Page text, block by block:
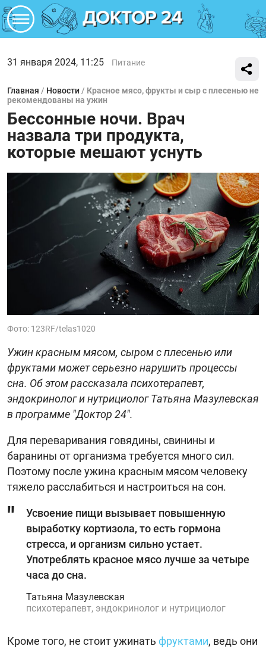
31 января 2024, 11:25 Питание
Главная / Новости / Красное мясо, фрукты и сыр с плесенью не
рекомендованы на ужин
Бессонные ночи. Врач
назвала три продукта,
которые мешают уснуть
Фото: 123RF/telas1020
Ужин красным мясом, сыром с плесенью или
фруктами может серьезно нарушить процессы
сна. Об этом рассказала психотерапевт,
эндокринолог и нутрициолог Татьяна Мазулевская
в программе "Доктор 24".
Для переваривания говядины, свинины и
баранины от организма требуется много сил.
Поэтому после ужина красным мясом человеку
тяжело расслабиться и настроиться на сон.
Усвоение пищи вызывает повышенную
выработку кортизола, то есть гормона
стресса, и организм сильно устает.
Употреблять красное мясо лучше за четыре
часа до сна.
Татьяна Мазулевская
психотерапевт, эндокринолог и нутрициолог
Кроме того, не стоит ужинать фруктами, ведь они